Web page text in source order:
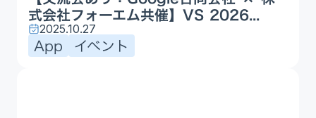
式会社フォーエム共催】VS 2026...
2025.10.27
App イベント